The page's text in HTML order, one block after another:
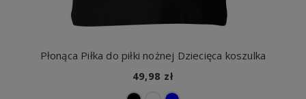
Płonąca Piłka do piłki nożnej Dziecięca koszulka
49,98 zł